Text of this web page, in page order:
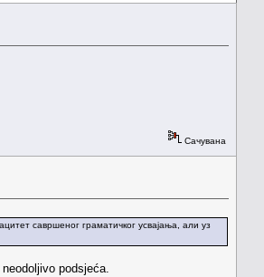
Сачувана
савршеног граматичког усвајања, али уз
podsjeća.